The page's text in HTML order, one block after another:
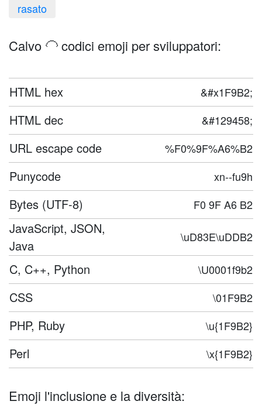
rasato
Calvo 🦲 codici emoji per sviluppatori:
HTML hex &#x1F9B2;
HTML dec &#129458;
URL escape code %F0%9F%A6%B2
Punycode xn--fu9h
Bytes (UTF-8) F0 9F A6 B2
JavaScript, JSON,
Java
\uD83E\uDDB2
C, C++, Python \U0001f9b2
CSS \01F9B2
PHP, Ruby \u{1F9B2}
Perl \x{1F9B2}
Emoji l'inclusione e la diversità: